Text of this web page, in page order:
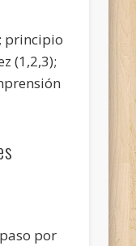
principio
(1,2,3);
por